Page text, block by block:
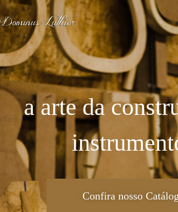
a arte da
Confira nosso